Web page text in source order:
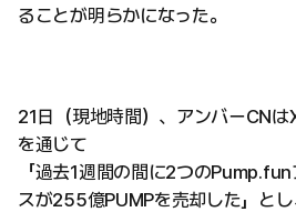
ることが明らかになった。
21日（現地時間）、アンバーCNは
を通じて
「過去1週間の間に2つの
スが255億PUMPを売却した」とし